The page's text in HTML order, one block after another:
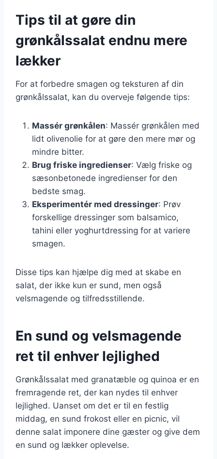
Tips til at gøre din
grønkålssalat endnu mere
lækker
For at forbedre smagen og teksturen af din
grønkålssalat, kan du overveje følgende tips:
Massér grønkålen: Massér grønkålen med
lidt olivenolie for at gøre den mere mør og
mindre bitter.
Brug friske ingredienser: Vælg friske og
sæsonbetonede ingredienser for den
bedste smag.
Eksperimentér med dressinger: Prøv
forskellige dressinger som balsamico,
tahini eller yoghurtdressing for at variere
smagen.
Disse tips kan hjælpe dig med at skabe en
salat, der ikke kun er sund, men også
velsmagende og tilfredsstillende.
En sund og velsmagende
ret til enhver lejlighed
Grønkålssalat med granatæble og quinoa er en
fremragende ret, der kan nydes til enhver
lejlighed. Uanset om det er til en festlig
middag, en sund frokost eller en picnic, vil
denne salat imponere dine gæster og give dem
en sund og lækker oplevelse.